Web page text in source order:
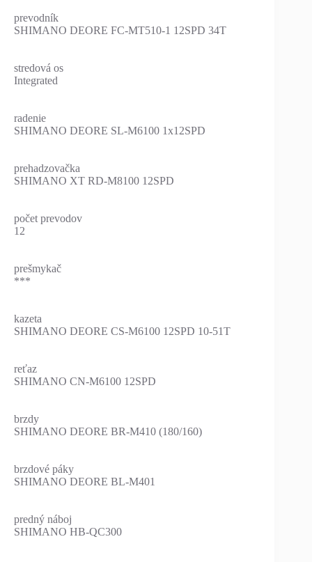
prevodník
SHIMANO DEORE FC-MT510-1 12SPD 34T
stredová os
Integrated
radenie
SHIMANO DEORE SL-M6100 1x12SPD
prehadzovačka
SHIMANO XT RD-M8100 12SPD
počet prevodov
12
prešmykač
***
kazeta
SHIMANO DEORE CS-M6100 12SPD 10-51T
reťaz
SHIMANO CN-M6100 12SPD
brzdy
SHIMANO DEORE BR-M410 (180/160)
brzdové páky
SHIMANO DEORE BL-M401
predný náboj
SHIMANO HB-QC300